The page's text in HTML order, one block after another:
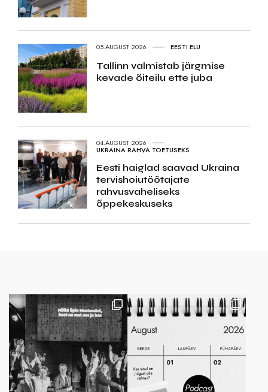
05.AUGUST 2026 EESTI ELU
Tallinn valmistab järgmise
kevade õiteilu ette juba
04.AUGUST 2026
UKRAINA RAHVA TOETUSEKS
Eesti haiglad saavad Ukraina
tervishoiutöötajate
rahvusvaheliseks
õppekeskuseks